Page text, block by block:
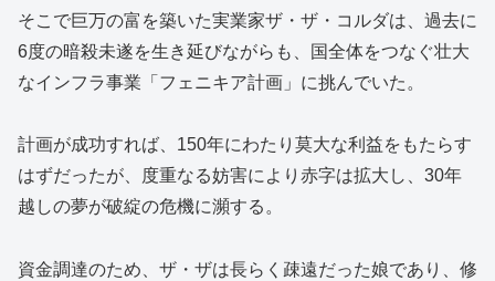
そこで巨万の富を築いた実業家ザ・ザ・コルダは、過去に
6度の暗殺未遂を生き延びながらも、国全体をつなぐ壮大
なインフラ事業「フェニキア計画」に挑んでいた。
計画が成功すれば、150年にわたり莫大な利益をもたらす
はずだったが、度重なる妨害により赤字は拡大し、30年
越しの夢が破綻の危機に瀕する。
資金調達のため、ザ・ザは長らく疎遠だった娘であり、修